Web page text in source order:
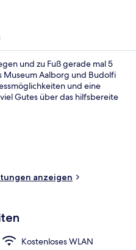
und zu Fuß gerade mal 5
Museum Aalborg und Budolfi
und eine
Gutes über das hilfsbereite
anzeigen
Kostenloses WLAN